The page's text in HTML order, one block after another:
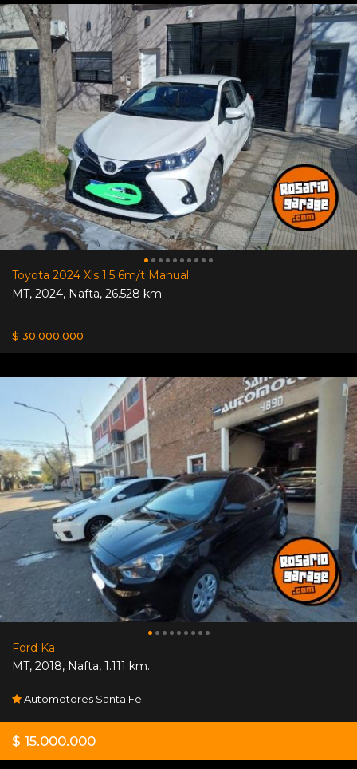
Toyota 2024 Xls 1.5 6m/t Manual
MT, 2024, Nafta, 26.528 km.
$ 30.000.000
Ford Ka
MT, 2018, Nafta, 1.111 km.
Automotores Santa Fe
$ 15.000.000